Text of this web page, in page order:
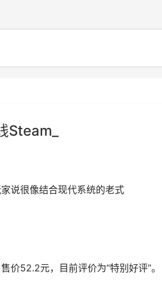
Steam_
说很像结合现代系统的老式
价52.2元，目前评价为“特别好评”。